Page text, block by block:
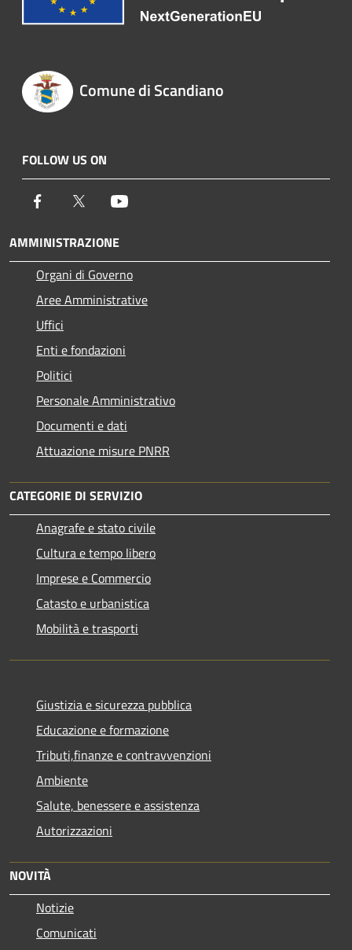
Comune di Scandiano
FOLLOW US ON
Facebook Twitter
AMMINISTRAZIONE
Organi di Governo
Aree Amministrative
Uffici
Enti e fondazioni
Politici
Personale Amministrativo
Documenti e dati
Attuazione misure PNRR
CATEGORIE DI SERVIZIO
Anagrafe e stato civile
Cultura e tempo libero
Imprese e Commercio
Catasto e urbanistica
Mobilità e trasporti
Giustizia e sicurezza pubblica
Educazione e formazione
Tributi,finanze e contravvenzioni
Ambiente
Salute, benessere e assistenza
Autorizzazioni
NOVITÀ
Notizie
Comunicati